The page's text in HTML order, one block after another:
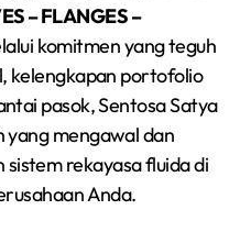
– FLANGES –
komitmen yang teguh
kelengkapan portofolio
pasok, Sentosa Satya
yang mengawal dan
rekayasa fluida di
Anda.